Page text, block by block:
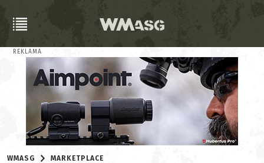
REKLAMA
WMASG MARKETPLACE